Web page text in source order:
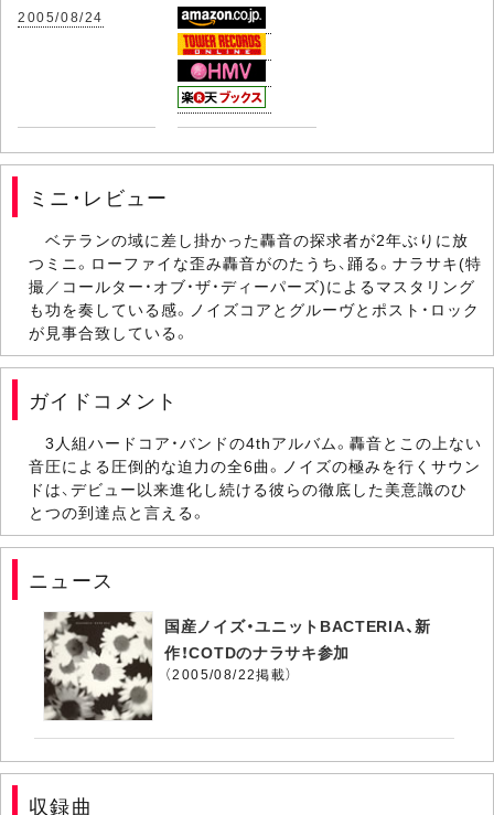
2005/08/24
ミニ・レビュー
ベテランの域に差し掛かった轟音の探求者が2年ぶりに放
つミニ。ローファイな歪み轟音がのたうち、踊る。ナラサキ(特
撮／コールター・オブ・ザ・ディーパーズ)によるマスタリング
も功を奏している感。ノイズコアとグルーヴとポスト・ロック
が見事合致している。
ガイドコメント
3人組ハードコア・バンドの4thアルバム。轟音とこの上ない
音圧による圧倒的な迫力の全6曲。ノイズの極みを行くサウン
ドは、デビュー以来進化し続ける彼らの徹底した美意識のひ
とつの到達点と言える。
ニュース
国産ノイズ・ユニットBACTERIA、新
作！COTDのナラサキ参加
（2005/08/22掲載）
収録曲